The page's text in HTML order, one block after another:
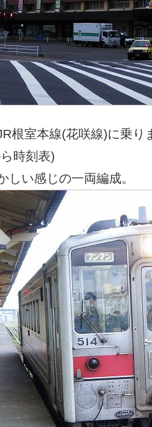
根室本線(花咲線)に乗り
時刻表)
しい感じの一両編成。